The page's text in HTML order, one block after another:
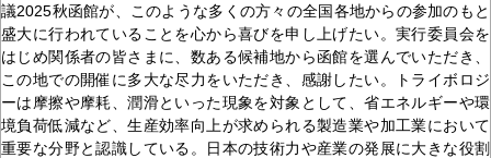
議2025秋函館が、このような多くの方々の全国各地からの参加のもと
盛大に行われていることを心から喜びを申し上げたい。実行委員会を
はじめ関係者の皆さまに、数ある候補地から函館を選んでいただき、
この地での開催に多大な尽力をいただき、感謝したい。トライボロジ
ーは摩擦や摩耗、潤滑といった現象を対象として、省エネルギーや環
境負荷低減など、生産効率向上が求められる製造業や加工業において
重要な分野と認識している。日本の技術力や産業の発展に大きな役割